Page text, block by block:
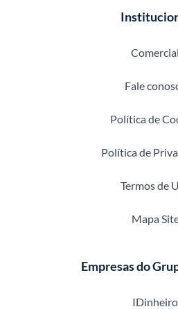
Comercial
Fale
Política de
Política de
Termos de
Mapa
Empresas do
IDinheiro